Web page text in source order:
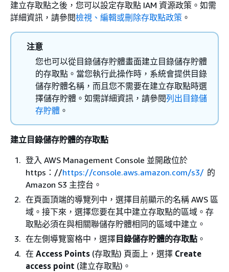
建立存取點之後，您可以設定存取點 IAM 資源政策。如需
詳細資訊，請參閱檢視、編輯或刪除存取點政策 。
注意
您也可以從目錄儲存貯體畫面建立目錄儲存貯體
的存取點。當您執行此操作時，系統會提供目錄
儲存貯體名稱，而且您不需要在建立存取點時選
擇儲存貯體。如需詳細資訊，請參閱列出目錄儲
存貯體 。
建立目錄儲存貯體的存取點
登入 AWS Management Console 並開啟位於
https：//https://console.aws.amazon.com/s3/ 的
Amazon S3 主控台。
在頁面頂端的導覽列中，選擇目前顯示的名稱 AWS 區
域。​接下來，選擇您要在其中建立存取點的區域。存
取點必須在與相關聯儲存貯體相同的區域中建立。
在左側導覽窗格中，選擇 目錄儲存貯體的存取點 。
在 Access Points (存取點) 頁面上，選擇 Create
access point (建立存取點)。